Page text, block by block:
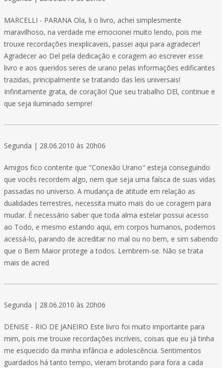
MARCELLI - PARANA Ola, li o livro, achei simplesmente
maravilhoso, na verdade me emocionei muito lendo, pois me
trouxe recordações inexplicaveis, passei aqui para agradecer!
Agradecer ao Del pela dedicação e coragem ao escrever esse
livro e aos queridos seres de urano pelas informações edificantes
trazidas, principalmente se tratando das leis universais!
Infinitamente grata, de coração! Que seu trabalho DEl, continue e
que seja iluminado sempre!
Segunda | 28.06.2010 às 20h06
Amigos fico contente que "Conexão Urano" esteja conseguindo
que vocês recordem algo, nem que seja uma faísca de suas vidas
passadas no universo. A mudança de atitude em relação as
dualidades terrestres, necessita muito mais do ue coragem para
mudar. É necessário saber que toda alma estelar possui acesso
ao Todo, e mesmo estando aqui, em corpos humanos, podemos
acessá-lo, parando de acreditar no mal ou no bem, e sim sabendo
que o Bem Maior protege a todos. Lembrem-se. Não se trata
mais de acred
Segunda | 28.06.2010 às 20h06
DENISE - RIO DE JANEIRO Este livro foi muito importante para
mim, pois me trouxe recordações incríveis, coisas que eu já tinha
me esquecido da minha infância e adolescência. Sentimentos
guardados há tanto tempo, vieram brotando para fora a cada